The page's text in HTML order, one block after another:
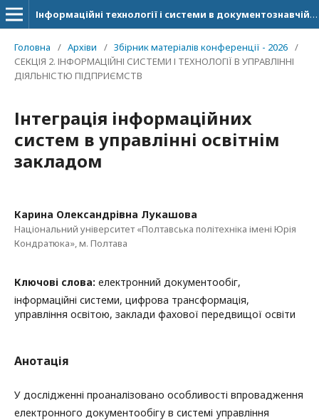
Інформаційні технології і системи в документознавчій сфері
Головна / Архіви / Збірник матеріалів конференції - 2026 /
СЕКЦІЯ 2. ІНФОРМАЦІЙНІ СИСТЕМИ І ТЕХНОЛОГІЇ В УПРАВЛІННІ
ДІЯЛЬНІСТЮ ПІДПРИЄМСТВ
Інтеграція інформаційних
систем в управлінні освітнім
закладом
Карина Олександрівна Лукашова
Національний університет «Полтавська політехніка імені Юрія
Кондратюка», м. Полтава
Ключові слова: електронний документообіг,
інформаційні системи, цифрова трансформація,
управління освітою, заклади фахової передвищої освіти
Анотація
У дослідженні проаналізовано особливості впровадження
електронного документообігу в системі управління